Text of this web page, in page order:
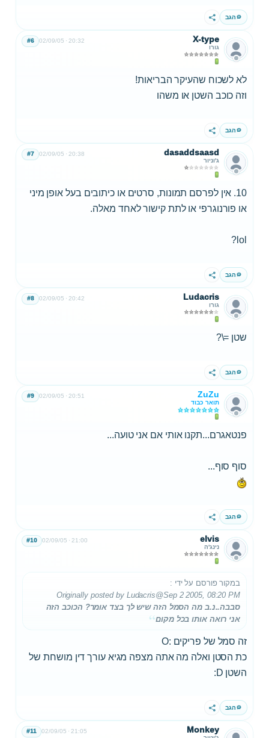
הגב שתף
X-type
גורו
02/09/05 20:32
#6
לא לשכוח שהעיקר הבריאות!
וזה כוכב השטן או משהו
הגב שתף
dasaddsaasd
ג'וניור
02/09/05 20:38
#7
10. אין לפרסם תמונות, סרטים או כיתובים בעל אופן מיני
או פורנוגרפי או לתת קישור לאחד מאלה.
lol?
הגב שתף
Ludacris
גורו
02/09/05 20:42
#8
שטן =\?
הגב שתף
ZuZu
תואר כבוד
02/09/05 20:51
#9
פנטאגרם...תקנו אותי אם אני טועה...
סוף סוף...
הגב שתף
elvis
נינג'ה
02/09/05 21:00
#10
במקור פורסם על ידי :
Originally posted by Ludacris@Sep 2 2005, 08:20 PM
סבבה..נ.ב מה הסמל הזה שיש לך בצד אומר? הכוכב הזה
אני רואה אותו בכל מקום
זה סמל של פריקים :O
כת הסטן ואלה מה אתה מצפה מגיא עורך דין מושחת של
השטן D:
הגב שתף
Monkey
02/09/05 21:05
#11